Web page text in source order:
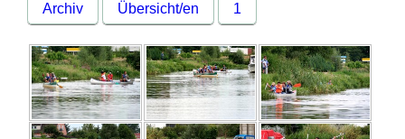
Archiv Übersicht/en 1